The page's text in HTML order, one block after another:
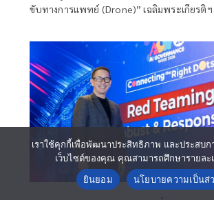
ขับทางการแพทย์ (Drone)” เฉลิมพระเกียรติ
ครั้งแรกของไทย ปูทางพลิกโฉมโลจิสติกส์สาธ
ประเทศ ประเดิมบินโดรนส่งยา-เวชภัณฑ์ พื้นที่
เราใช้คุกกี้เพื่อพัฒนาประสิทธิภาพ และประสบ
เว็บไซต์ของคุณ คุณสามารถศึกษารายละ
ยินยอม
นโยบายความเป็นส่